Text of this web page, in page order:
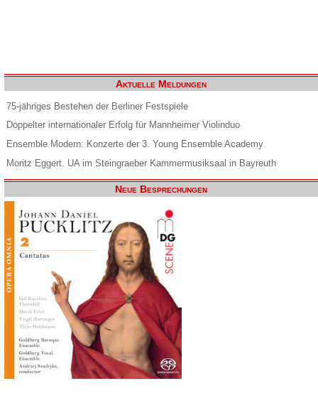
Aktuelle Meldungen
75-jähriges Bestehen der Berliner Festspiele
Doppelter internationaler Erfolg für Mannheimer Violinduo
Ensemble Modern: Konzerte der 3. Young Ensemble Academy
Moritz Eggert. UA im Steingraeber Kammermusiksaal in Bayreuth
Neue Besprechungen